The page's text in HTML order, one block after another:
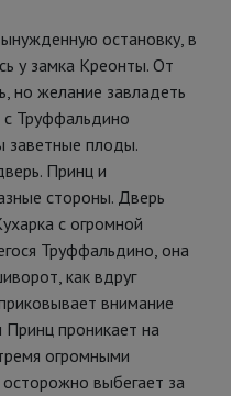
остановку, в
у замка Креонты. От
но желание завладеть
с Труффальдино
заветные плоды.
Принц и
стороны. Дверь
с огромной
Труффальдино, она
как вдруг
внимание
Принц проникает на
огромными
выбегает за